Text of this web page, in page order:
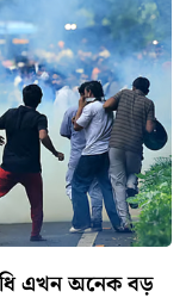
এখন অনেক বড়